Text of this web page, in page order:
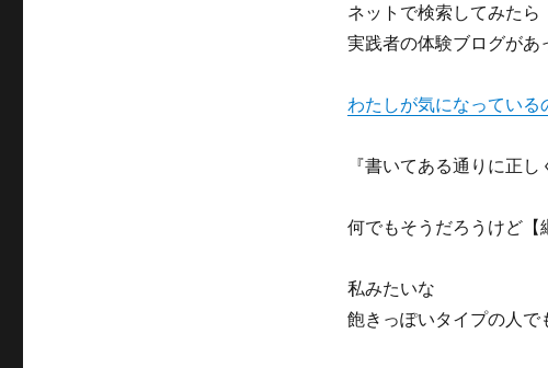
ネットで検索してみたら
実践者の体験ブログがあ
わたしが気になっている
『書いてある通りに正
何でもそうだろうけど【
私みたいな
飽きっぽいタイプの人で